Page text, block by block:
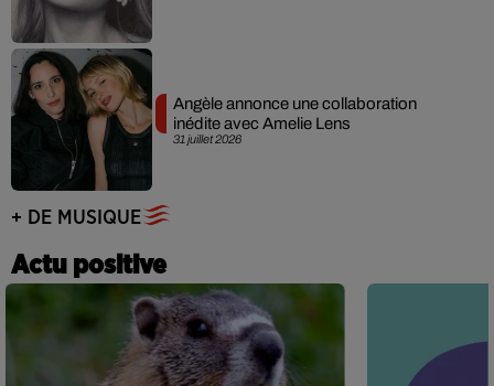
31 juillet 2026
Angèle annonce une collaboration
inédite avec Amelie Lens
+ DE MUSIQUE
Actu positive